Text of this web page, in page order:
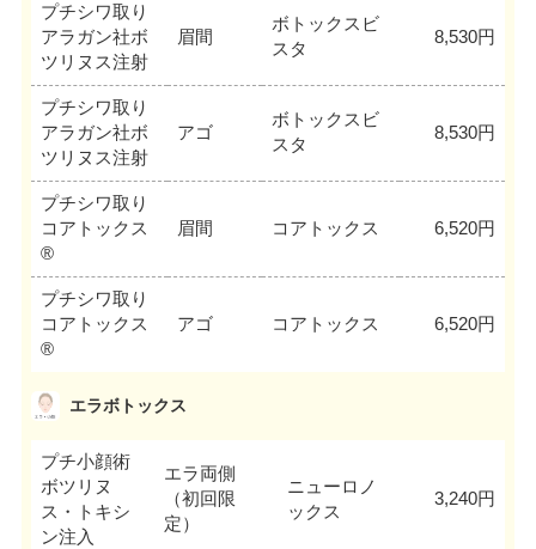
プチシワ取り
アラガン社ボ
ツリヌス注射
眉間
ボトックスビ
スタ
8,530円
プチシワ取り
アラガン社ボ
ツリヌス注射
アゴ
ボトックスビ
スタ
8,530円
プチシワ取り
コアトックス
®
眉間 コアトックス 6,520円
プチシワ取り
コアトックス
®
アゴ コアトックス 6,520円
エラボトックス
プチ小顔術
ボツリヌ
ス・トキシ
ン注入
エラ両側
（初回限
定）
ニューロノ
ックス
3,240円